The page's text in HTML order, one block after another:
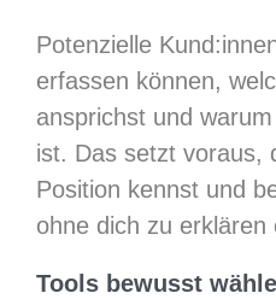
Potenzielle
erfassen können,
ansprichst und
ist. Das setzt voraus,
Position kennst und
ohne dich zu
Tools bewusst